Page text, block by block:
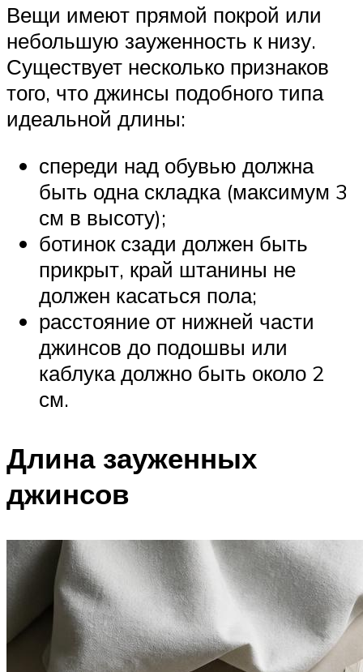
Вещи имеют прямой покрой или
небольшую зауженность к низу.
Существует несколько признаков
того, что джинсы подобного типа
идеальной длины:
спереди над обувью должна
быть одна складка (максимум 3
см в высоту);
ботинок сзади должен быть
прикрыт, край штанины не
должен касаться пола;
расстояние от нижней части
джинсов до подошвы или
каблука должно быть около 2
см.
Длина зауженных
джинсов